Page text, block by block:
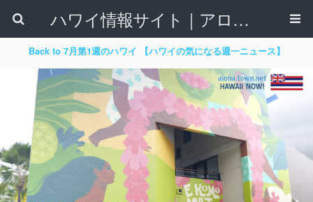
ハワイ情報サイト｜アロハタウンネット
Back to 7月第1週のハワイ 【ハワイの気になる週一ニュース】